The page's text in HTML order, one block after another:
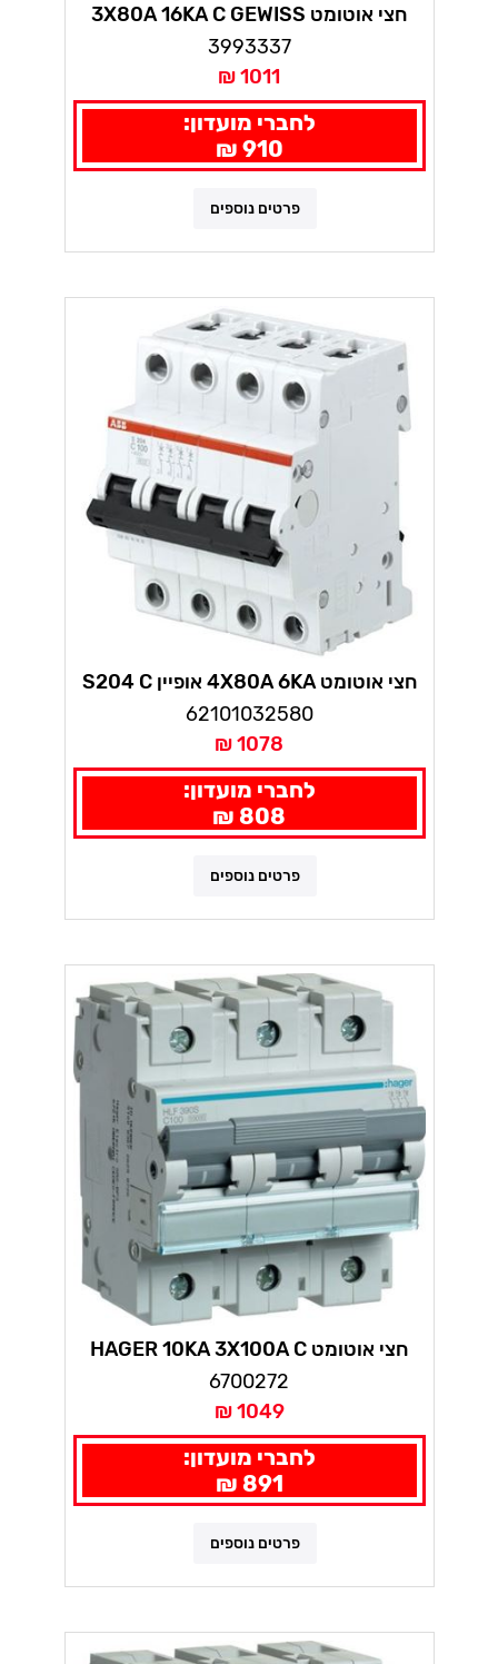
חצי אוטומט 3X80A 16KA C GEWISS
3993337
1011 ₪
לחברי מועדון:
910 ₪
פרטים נוספים
חצי אוטומט 4X80A 6KA אופיין S204 C
62101032580
1078 ₪
לחברי מועדון:
808 ₪
פרטים נוספים
חצי אוטומט HAGER 10KA 3X100A C
6700272
1049 ₪
לחברי מועדון:
891 ₪
פרטים נוספים